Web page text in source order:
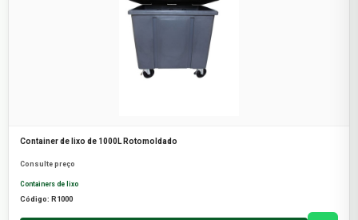
Container de lixo de 1000L Rotomoldado
Consulte preço
Containers de lixo
Código: R1000